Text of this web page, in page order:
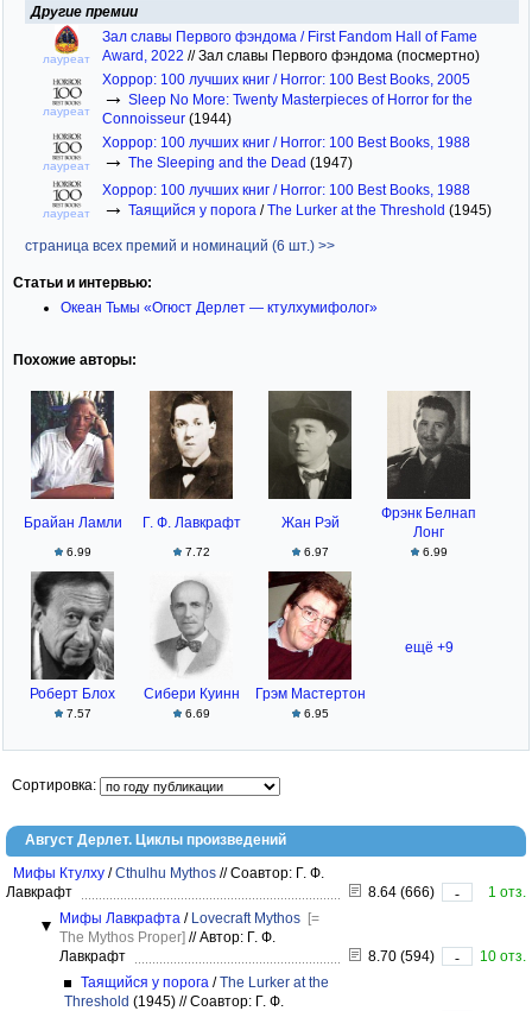
Другие премии
лауреат
Зал славы Первого фэндома / First Fandom Hall of Fame
Award, 2022 //Зал славы Первого фэндома (посмертно)
лауреат
Хоррор: 100 лучших книг / Horror: 100 Best Books, 2005
→ Sleep No More: Twenty Masterpieces of Horror for the
Connoisseur (1944)
лауреат
Хоррор: 100 лучших книг / Horror: 100 Best Books, 1988
→ The Sleeping and the Dead (1947)
лауреат
Хоррор: 100 лучших книг / Horror: 100 Best Books, 1988
→ Таящийся у порога /The Lurker at the Threshold (1945)
страница всех премий и номинаций (6 шт.) >>
Статьи и интервью:
Океан Тьмы «Огюст Дерлет — ктулхумифолог»
Похожие авторы:
Брайан Ламли
6.99
Г. Ф. Лавкрафт
7.72
Жан Рэй
6.97
Фрэнк Белнап
Лонг
6.99
Роберт Блох
7.57
Сибери Куинн
6.69
Грэм Мастертон
6.95
ещё +9
Сортировка:
Август Дерлет. Циклы произведений
Мифы Ктулху /Cthulhu Mythos //Соавтор: Г. Ф.
Лавкрафт
8.64 (666) -
1 отз.
Мифы Лавкрафта / Lovecraft Mythos [=
The Mythos Proper] //Автор: Г. Ф.
Лавкрафт
8.70 (594) -
10 отз.
Таящийся у порога /The Lurker at the
Threshold (1945) //Соавтор: Г. Ф.